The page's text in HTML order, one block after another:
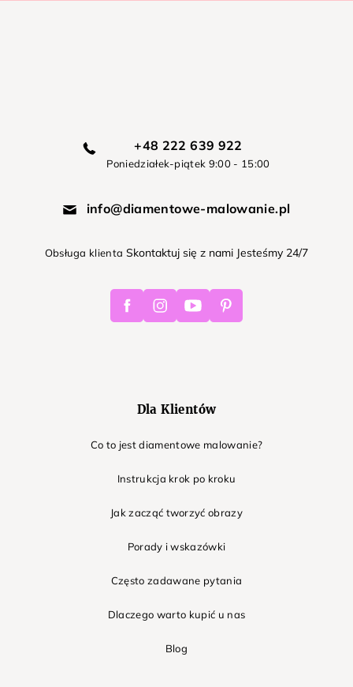
+48 222 639 922
Poniedziałek-piątek 9:00 - 15:00
info@diamentowe-malowanie.pl
Obsługa klienta Skontaktuj się z nami Jesteśmy 24/7
FacebookInstagramYoutube Pinterest
Dla Klientów
Co to jest diamentowe malowanie?
Instrukcja krok po kroku
Jak zacząć tworzyć obrazy
Porady i wskazówki
Często zadawane pytania
Dlaczego warto kupić u nas
Blog